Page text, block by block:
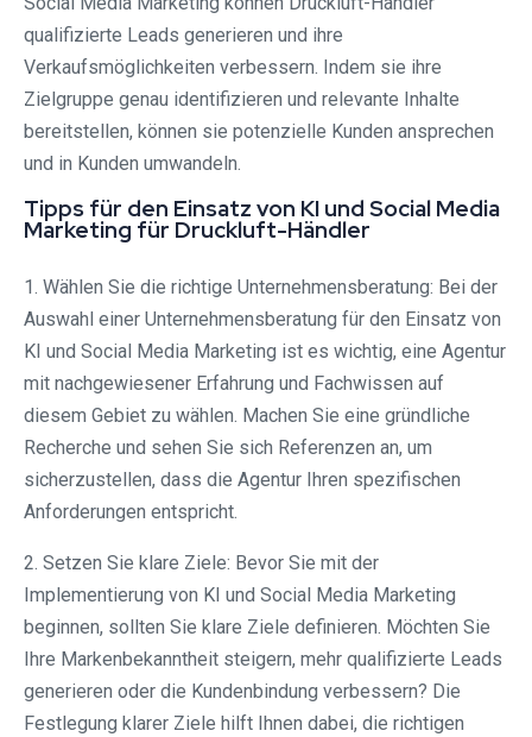
qualifizierte Leads generieren und ihre
Verkaufsmöglichkeiten verbessern. Indem sie ihre
Zielgruppe genau identifizieren und relevante Inhalte
bereitstellen, können sie potenzielle Kunden ansprechen
und in Kunden umwandeln.
Tipps für den Einsatz von KI und Social Media
Marketing für Druckluft-Händler
1. Wählen Sie die richtige Unternehmensberatung: Bei der
Auswahl einer Unternehmensberatung für den Einsatz von
KI und Social Media Marketing ist es wichtig, eine Agentur
mit nachgewiesener Erfahrung und Fachwissen auf
diesem Gebiet zu wählen. Machen Sie eine gründliche
Recherche und sehen Sie sich Referenzen an, um
sicherzustellen, dass die Agentur Ihren spezifischen
Anforderungen entspricht.
2. Setzen Sie klare Ziele: Bevor Sie mit der
Implementierung von KI und Social Media Marketing
beginnen, sollten Sie klare Ziele definieren. Möchten Sie
Ihre Markenbekanntheit steigern, mehr qualifizierte Leads
generieren oder die Kundenbindung verbessern? Die
Festlegung klarer Ziele hilft Ihnen dabei, die richtigen